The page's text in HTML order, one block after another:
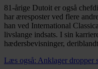
81-årige Dutoit er også
har æresposter ved flere
han ved International
livslange indsats. I sin
hædersbevisninger,
Læs også: Anklager dropper